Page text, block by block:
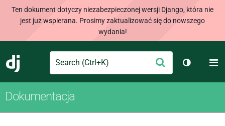
Ten dokument dotyczy niezabezpieczonej wersji Django, która nie
jest już wspierana. Prosimy zaktualizować się do nowszego
wydania!
Django
Search Wyślij
Dokumentacja